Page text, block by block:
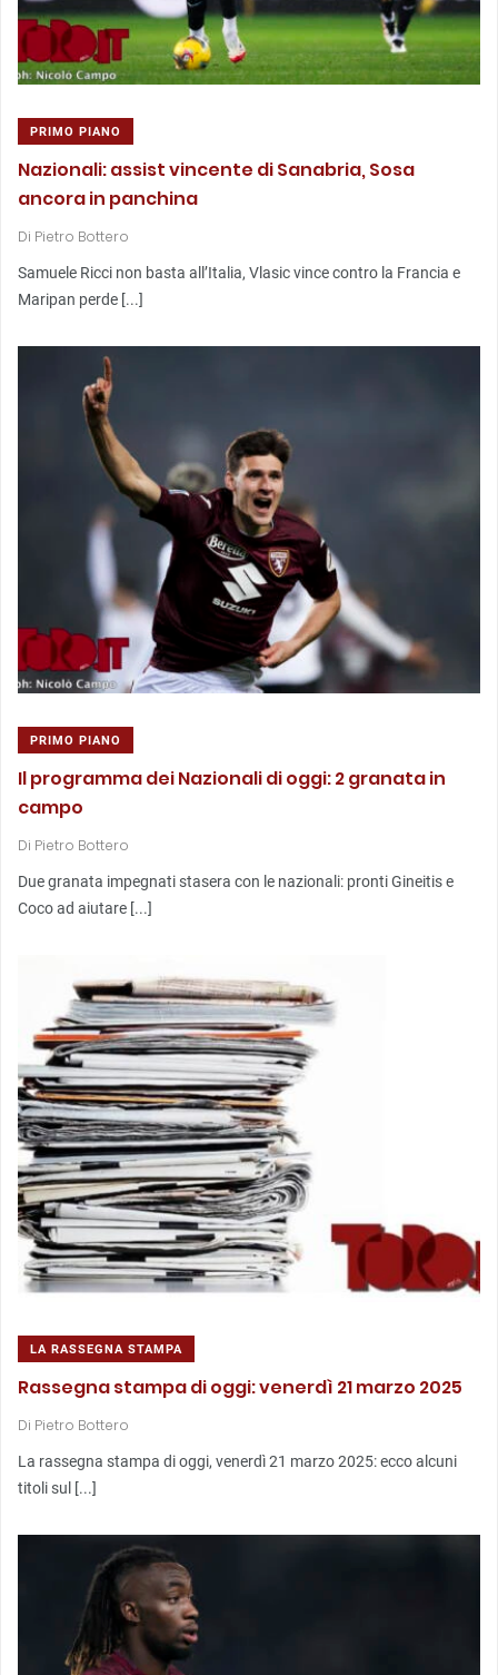
PRIMO PIANO
Nazionali: assist vincente di Sanabria, Sosa
ancora in panchina
Di Pietro Bottero
Samuele Ricci non basta all’Italia, Vlasic vince contro la Francia e
Maripan perde [...]
PRIMO PIANO
Il programma dei Nazionali di oggi: 2 granata in
campo
Di Pietro Bottero
Due granata impegnati stasera con le nazionali: pronti Gineitis e
Coco ad aiutare [...]
LA RASSEGNA STAMPA
Rassegna stampa di oggi: venerdì 21 marzo 2025
Di Pietro Bottero
La rassegna stampa di oggi, venerdì 21 marzo 2025: ecco alcuni
titoli sul [...]